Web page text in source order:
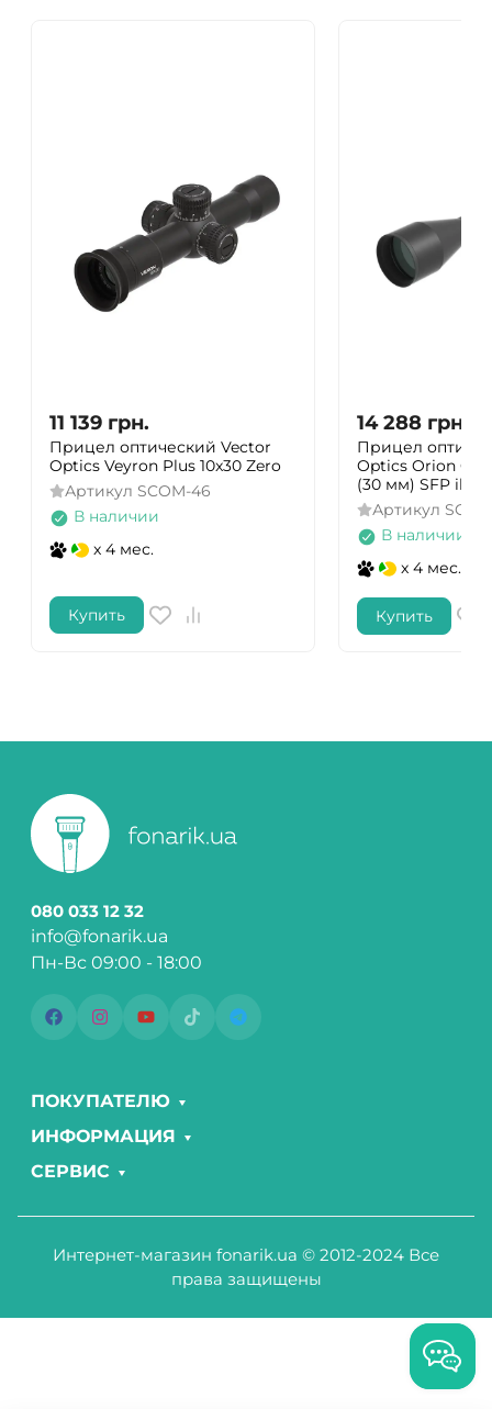
11 139 грн.
Прицел оптический Vector
Optics Veyron Plus 10x30 Zero
Артикул SCOM-46
В наличии
x 4 мес.
Купить
14 288 грн.
Прицел
Optics Orion
(30 мм) SFP
Артикул
В наличии
x 4 мес.
Купить
080 033 12 32
info@fonarik.ua
Пн-Вс 09:00 - 18:00
ПОКУПАТЕЛЮ
ИНФОРМАЦИЯ
СЕРВИС
Интернет-магазин fonarik.ua © 2012-2024 Все
права защищены